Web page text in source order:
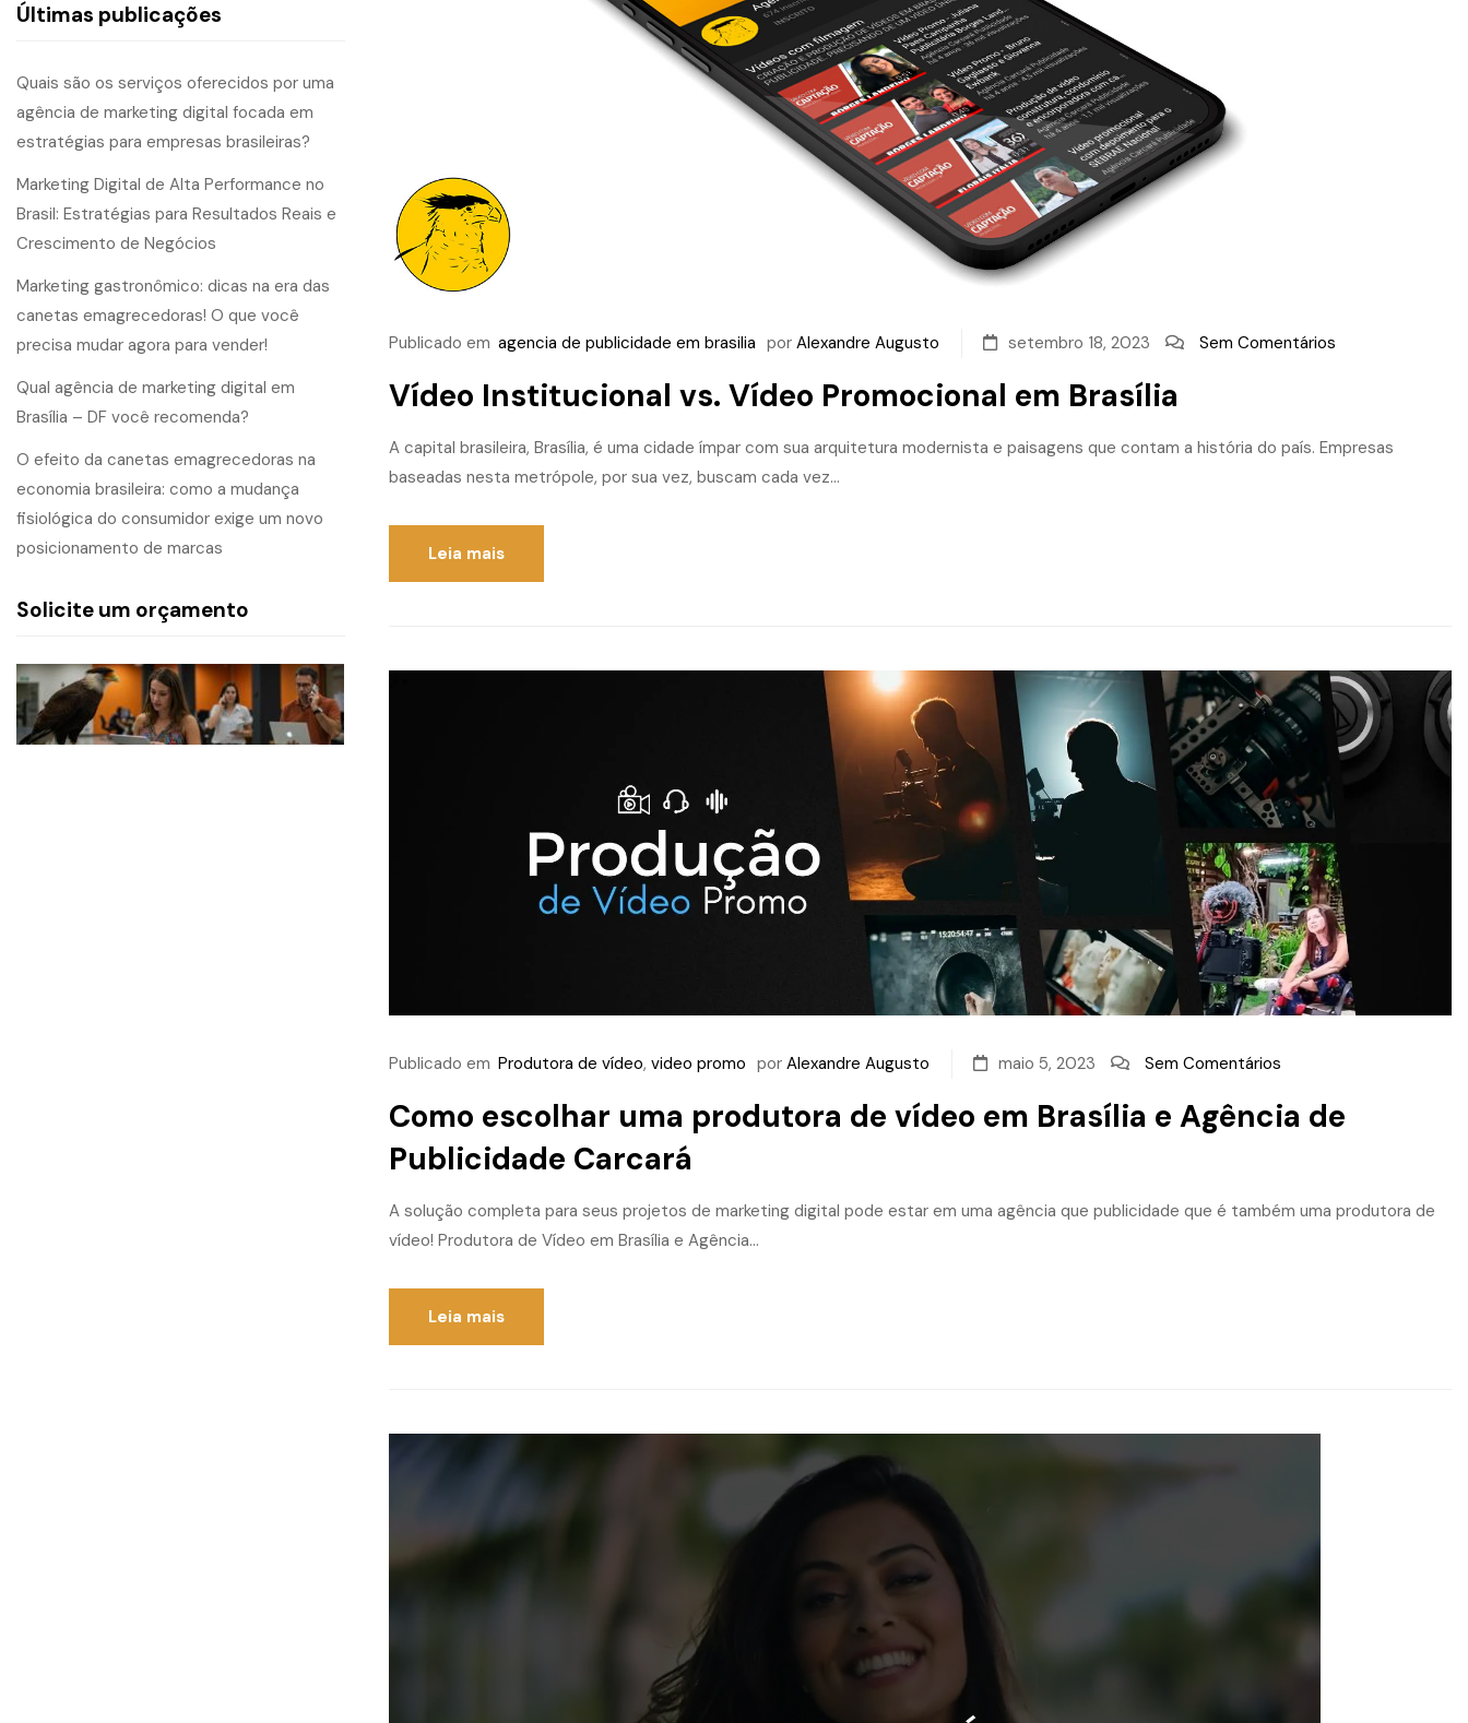
Publicado em agencia de publicidade em brasilia por Alexandre Augusto setembro 18, 2023 Sem Comentários
Vídeo Institucional vs. Vídeo Promocional em Brasília
A capital brasileira, Brasília, é uma cidade ímpar com sua arquitetura modernista e paisagens que contam a história do país. Empresas
baseadas nesta metrópole, por sua vez, buscam cada vez...
Leia mais
Publicado em Produtora de vídeo, video promo por Alexandre Augusto maio 5, 2023 Sem Comentários
Como escolhar uma produtora de vídeo em Brasília e Agência de
Publicidade Carcará
A solução completa para seus projetos de marketing digital pode estar em uma agência que publicidade que é também uma produtora de
vídeo! Produtora de Vídeo em Brasília e Agência...
Leia mais
Últimas publicações
Quais são os serviços oferecidos por uma
agência de marketing digital focada em
estratégias para empresas brasileiras?
Marketing Digital de Alta Performance no
Brasil: Estratégias para Resultados Reais e
Crescimento de Negócios
Marketing gastronômico: dicas na era das
canetas emagrecedoras! O que você
precisa mudar agora para vender!
Qual agência de marketing digital em
Brasília – DF você recomenda?
O efeito da canetas emagrecedoras na
economia brasileira: como a mudança
fisiológica do consumidor exige um novo
posicionamento de marcas
Solicite um orçamento